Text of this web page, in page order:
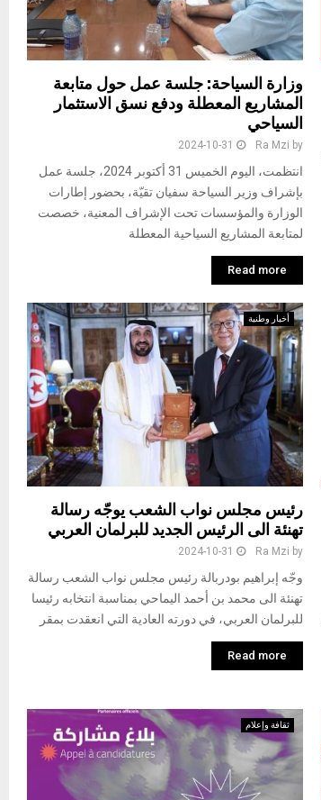
وزارة السياحة: جلسة عمل حول متابعة
المشاريع المعطلة ودفع نسق الاستثمار
السياحي
by
Ra Mzi
2024-10-31
انتظمت، اليوم الخميس 31 أكتوبر 2024، جلسة عمل
بإشراف وزير السياحة سفيان تقيّة، بحضور إطارات
الوزارة والمؤسسات تحت الإشراف المعنية، خصصت
لمتابعة المشاريع السياحية المعطلة
Read more
أخبار وطنية
رئيس مجلس نواب الشعب يوجّه رسالة
تهنئة الى الرئيس الجديد للبرلمان العربي
by
Ra Mzi
2024-10-31
وجّه إبراهيم بودربالة رئيس مجلس نواب الشعب رسالة
تهنئة الى محمد بن أحمد اليماحي بمناسبة انتخابه رئيسا
للبرلمان العربي، في دورته العادية التي انعقدت بمقر
Read more
ثقافة وإعلام